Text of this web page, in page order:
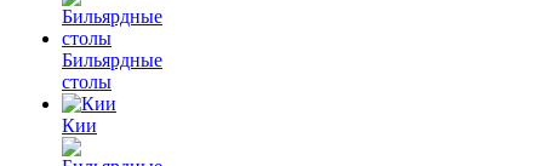
Бильярдные
столы
Кии